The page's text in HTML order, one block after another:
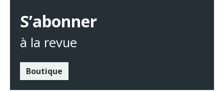
S’abonner
à la revue
Boutique